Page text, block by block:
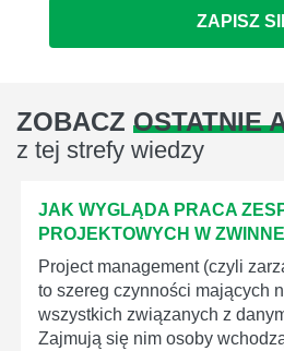
ZAPISZ
ZOBACZ OSTATNIE
z tej strefy wiedzy
JAK WYGLĄDA PRACA
PROJEKTOWYCH W
Project management (czyli
to szereg czynności mających
wszystkich związanych z
Zajmują się nim osoby